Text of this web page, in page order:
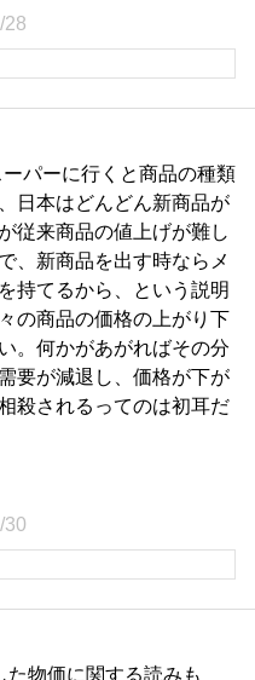
28
パーに行くと商品の種類
日本はどんどん新商品が
従来商品の値上げが難し
、新商品を出す時ならメ
持てるから、という説明
の商品の価格の上がり下
。何かがあがればその分
要が減退し、価格が下が
殺されるってのは初耳だ
30
た物価に関する読みも